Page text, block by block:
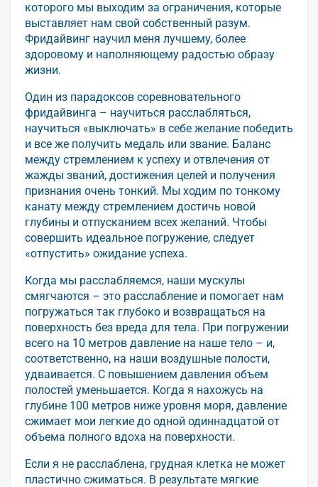
которого мы выходим за ограничения, которые
выставляет нам свой собственный разум.
Фридайвинг научил меня лучшему, более
здоровому и наполняющему радостью образу
жизни.
Один из парадоксов соревновательного
фридайвинга – научиться расслабляться,
научиться «выключать» в себе желание победить
и все же получить медаль или звание. Баланс
между стремлением к успеху и отвлечения от
жажды званий, достижения целей и получения
признания очень тонкий. Мы ходим по тонкому
канату между стремлением достичь новой
глубины и отпусканием всех желаний. Чтобы
совершить идеальное погружение, следует
«отпустить» ожидание успеха.
Когда мы расслабляемся, наши мускулы
смягчаются – это расслабление и помогает нам
погружаться так глубоко и возвращаться на
поверхность без вреда для тела. При погружении
всего на 10 метров давление на наше тело – и,
соответственно, на наши воздушные полости,
удваивается. С повышением давления объем
полостей уменьшается. Когда я нахожусь на
глубине 100 метров ниже уровня моря, давление
сжимает мои легкие до одной одиннадцатой от
объема полного вдоха на поверхности.
Если я не расслаблена, грудная клетка не может
пластично сжиматься. В результате мягкие